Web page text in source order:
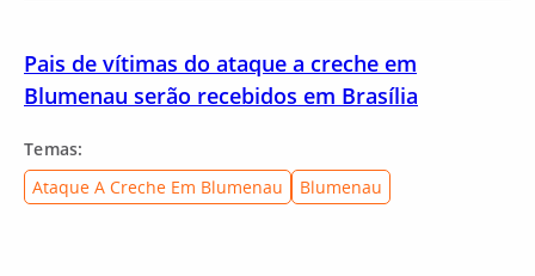
Pais de vítimas do ataque a creche em
Blumenau serão recebidos em Brasília
Temas:
Ataque A Creche Em Blumenau
Blumenau